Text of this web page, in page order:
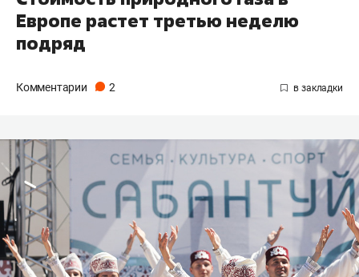
Европе растет третью неделю
подряд
Комментарии 2